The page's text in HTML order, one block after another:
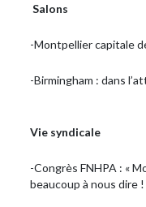
Salons
-Montpellier capitale
-Birmingham : dans
Vie syndicale
-Congrès FNHPA : «
beaucoup à nous dire !